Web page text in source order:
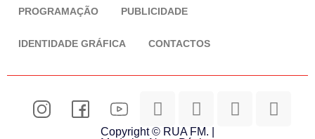
PROGRAMAÇÃO PUBLICIDADE
IDENTIDADE GRÁFICA CONTACTOS
Copyright © RUA FM. |